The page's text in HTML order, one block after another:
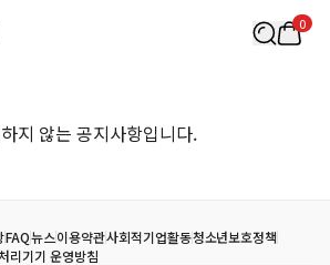
0
지 않는 공지사항입니다.
FAQ뉴스이용약관사회적기업활동청소년보호정책
리기기 운영방침